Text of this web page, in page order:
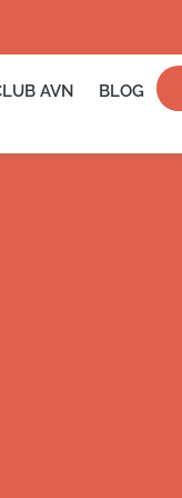
AVN BLOG